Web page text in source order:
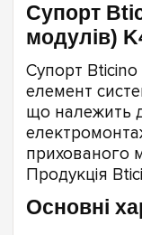
Супорт
модулів)
Супорт
елемент
що належить
прихованого
Продукція
Основні